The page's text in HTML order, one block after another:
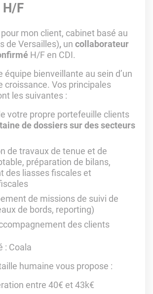
F
mon client, cabinet basé au
de Versailles), un collaborateur
H/F en CDI.
équipe bienveillante au sein d’un
croissance. Vos principales
les suivantes :
votre propre portefeuille clients
de dossiers sur des secteurs
de travaux de tenue et de
préparation de bilans,
des liasses fiscales et
de missions de suivi de
de bords, reporting)
des clients
: Coala
humaine vous propose :
entre 40€ et 43k€